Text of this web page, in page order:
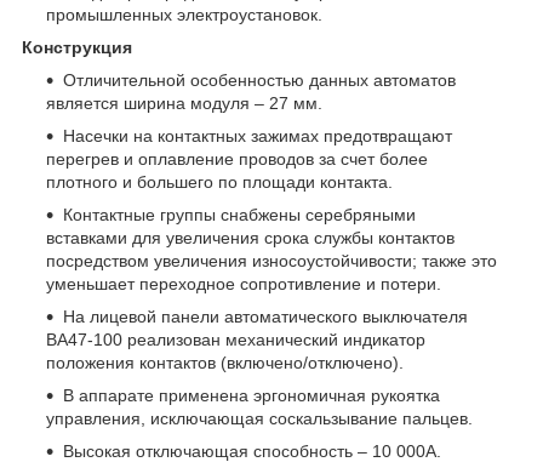
промышленных электроустановок.
Конструкция
Отличительной особенностью данных автоматов
является ширина модуля – 27 мм.
Насечки на контактных зажимах предотвращают
перегрев и оплавление проводов за счет более
плотного и большего по площади контакта.
Контактные группы снабжены серебряными
вставками для увеличения срока службы контактов
посредством увеличения износоустойчивости; также это
уменьшает переходное сопротивление и потери.
На лицевой панели автоматического выключателя
ВА47-100 реализован механический индикатор
положения контактов (включено/отключено).
В аппарате применена эргономичная рукоятка
управления, исключающая соскальзывание пальцев.
Высокая отключающая способность – 10 000А.